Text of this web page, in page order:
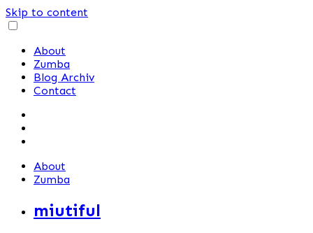
Skip to content
About
Zumba
Blog Archiv
Contact
About
Zumba
miutiful